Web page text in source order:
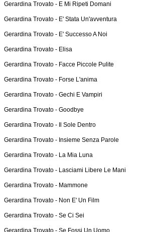
Gerardina Trovato - E Mi Ripeti Domani
Gerardina Trovato - E' Stata Un'avventura
Gerardina Trovato - E' Successo A Noi
Gerardina Trovato - Elisa
Gerardina Trovato - Facce Piccole Pulite
Gerardina Trovato - Forse L'anima
Gerardina Trovato - Gechi E Vampiri
Gerardina Trovato - Goodbye
Gerardina Trovato - Il Sole Dentro
Gerardina Trovato - Insieme Senza Parole
Gerardina Trovato - La Mia Luna
Gerardina Trovato - Lasciami Libere Le Mani
Gerardina Trovato - Mammone
Gerardina Trovato - Non E' Un Film
Gerardina Trovato - Se Ci Sei
Gerardina Trovato - Se Fossi Un Uomo